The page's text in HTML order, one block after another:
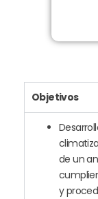
Objetivos
de un
y